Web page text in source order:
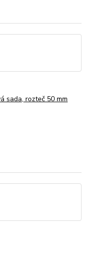
sada, rozteč 50 mm